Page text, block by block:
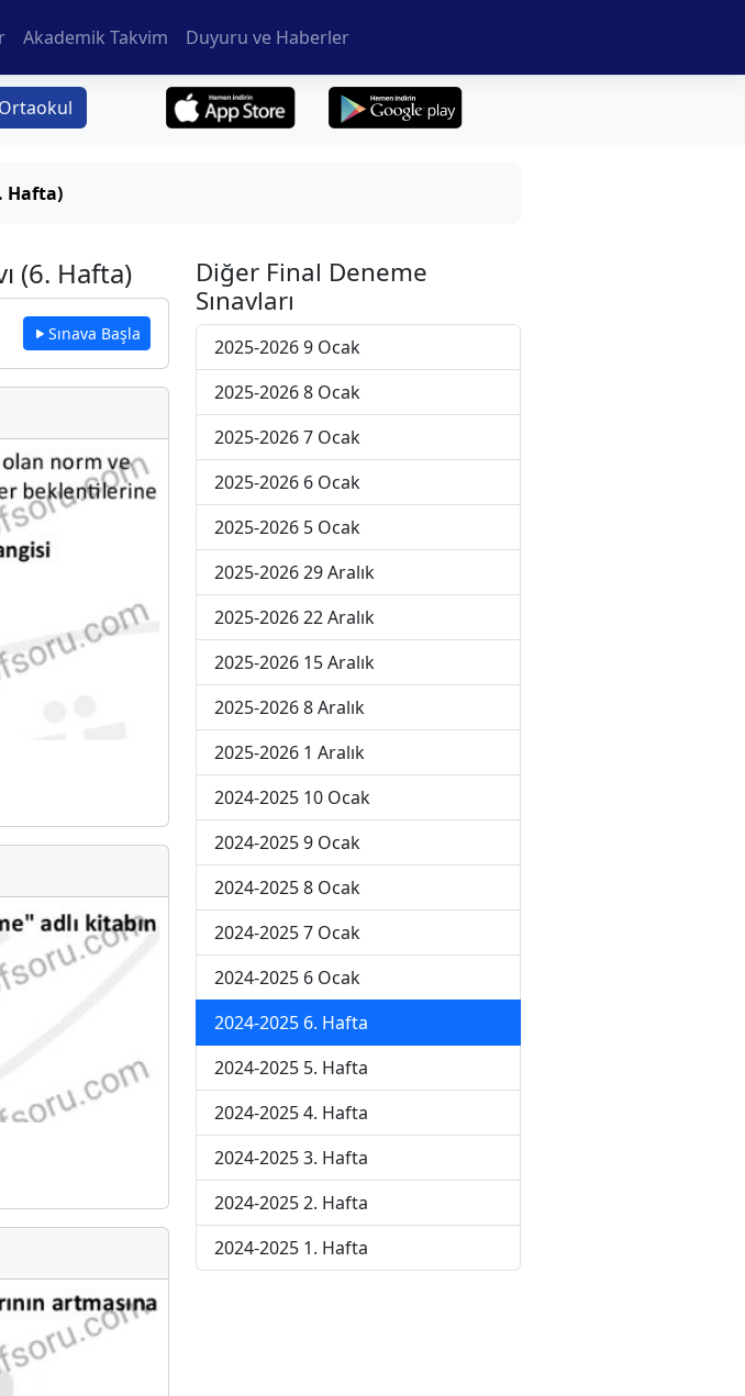
Akademik Takvim Duyuru ve Haberler
Hafta)
(6. Hafta)
Sınava Başla
Diğer Final Deneme
Sınavları
2025-2026 9 Ocak
2025-2026 8 Ocak
2025-2026 7 Ocak
2025-2026 6 Ocak
2025-2026 5 Ocak
2025-2026 29 Aralık
2025-2026 22 Aralık
2025-2026 15 Aralık
2025-2026 8 Aralık
2025-2026 1 Aralık
2024-2025 10 Ocak
2024-2025 9 Ocak
2024-2025 8 Ocak
2024-2025 7 Ocak
2024-2025 6 Ocak
2024-2025 6. Hafta
2024-2025 5. Hafta
2024-2025 4. Hafta
2024-2025 3. Hafta
2024-2025 2. Hafta
2024-2025 1. Hafta